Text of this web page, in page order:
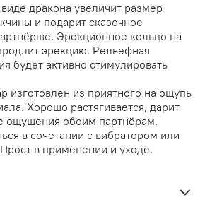
дракона увеличит размер
и подарит сказочное
Эрекционное кольцо на
эрекцию. Рельефная
будет активно стимулировать
изготовлен из приятного на ощупь
Хорошо растягивается, дарит
ощущения обоим партнёрам.
в сочетании с вибратором или
в применении и уходе.